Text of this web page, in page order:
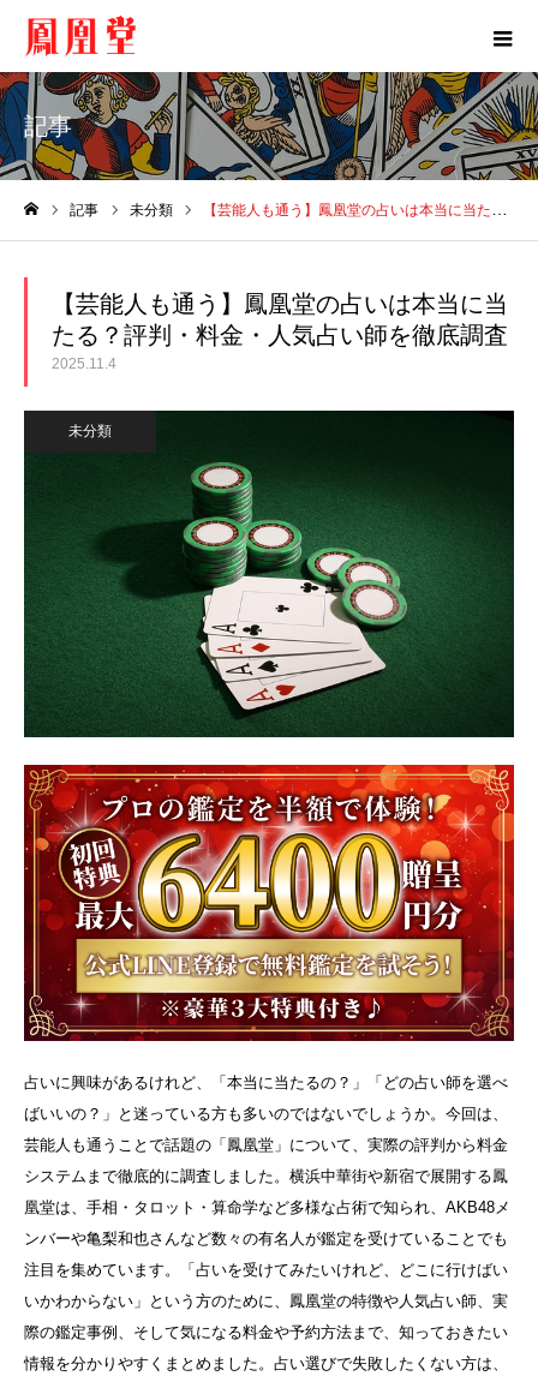
記事
記事 未分類 【芸能人も通う】鳳凰堂の占いは本当に当たる？評判・料金・人気占い師を徹底調査
【芸能人も通う】鳳凰堂の占いは本当に当
たる？評判・料金・人気占い師を徹底調査
2025.11.4
未分類
占いに興味があるけれど、「本当に当たるの？」「どの占い師を選べ
ばいいの？」と迷っている方も多いのではないでしょうか。今回は、
芸能人も通うことで話題の「鳳凰堂」について、実際の評判から料金
システムまで徹底的に調査しました。横浜中華街や新宿で展開する鳳
凰堂は、手相・タロット・算命学など多様な占術で知られ、AKB48メ
ンバーや亀梨和也さんなど数々の有名人が鑑定を受けていることでも
注目を集めています。「占いを受けてみたいけれど、どこに行けばい
いかわからない」という方のために、鳳凰堂の特徴や人気占い師、実
際の鑑定事例、そして気になる料金や予約方法まで、知っておきたい
情報を分かりやすくまとめました。占い選びで失敗したくない方は、